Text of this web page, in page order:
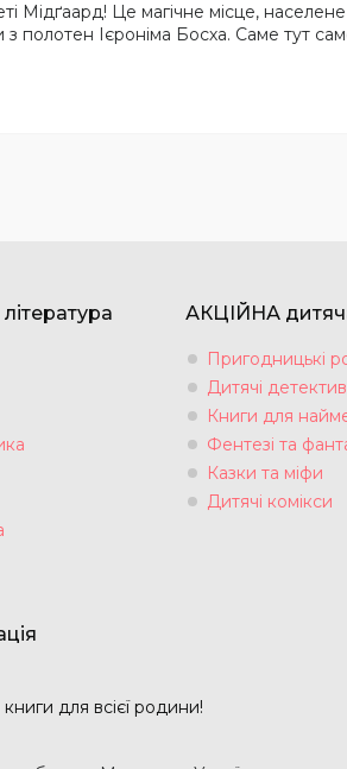
Мідґаард! Це магічне місце,
полотен Ієроніма Босха. Саме тут
АКЦІЙНА
Пригодницькі
Дитячі
Книги для
Фентезі та
Казки та міфи
Дитячі комікси
для всієї родини!